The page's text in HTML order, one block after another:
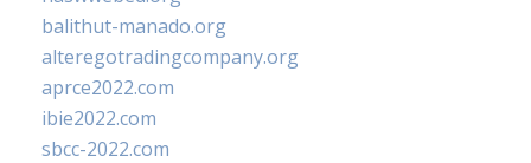
balithut-manado.org
alteregotradingcompany.org
aprce2022.com
ibie2022.com
sbcc-2022.com